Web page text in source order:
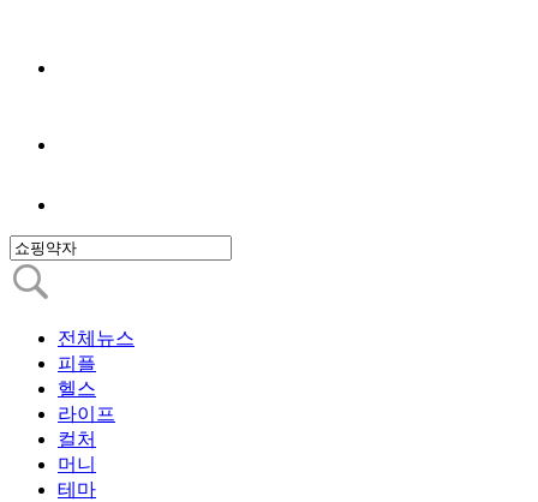
전체뉴스
피플
헬스
라이프
컬처
머니
테마